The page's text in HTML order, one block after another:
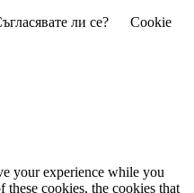
ли се?
Cookie
your experience while you
cookies, the cookies that